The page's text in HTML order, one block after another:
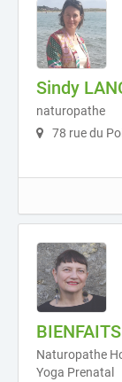
Sindy
naturopathe
78 rue du
Naturopathe
Yoga Prenatal